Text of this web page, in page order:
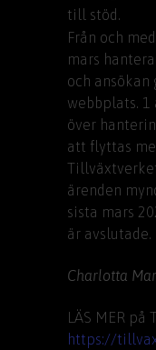
till stöd.
Från och
mars
och ansökan
webbplats.
över
att flyttas
ärenden
sista mars
är avslutade.
Charlotta
LÄS MER
https://